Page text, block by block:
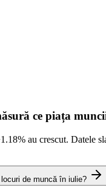
ce piața
au crescut. Datele
de muncă în iulie?